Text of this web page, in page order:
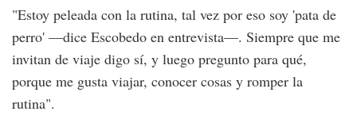
"Estoy peleada con la rutina, tal vez por eso soy 'pata de
perro' —dice Escobedo en entrevista—. Siempre que me
invitan de viaje digo sí, y luego pregunto para qué,
porque me gusta viajar, conocer cosas y romper la
rutina".